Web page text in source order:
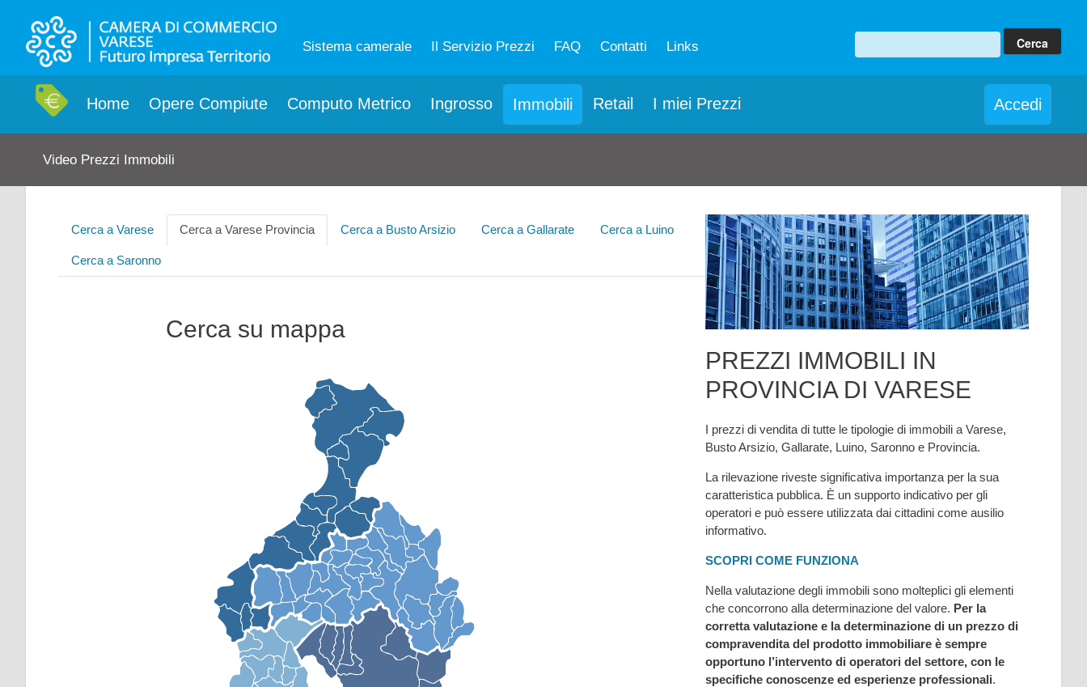
Sistema camerale Il Servizio Prezzi FAQ Contatti Links
Home Opere Compiute Computo Metrico Ingrosso Immobili Retail I miei Prezzi Accedi
Video Prezzi Immobili
Cerca a Varese Cerca a Varese Provincia Cerca a Busto Arsizio Cerca a Gallarate Cerca a Luino
Cerca a Saronno
Cerca su mappa
PREZZI IMMOBILI IN
PROVINCIA DI VARESE
I prezzi di vendita di tutte le tipologie di immobili a Varese,
Busto Arsizio, Gallarate, Luino, Saronno e Provincia.
La rilevazione riveste significativa importanza per la sua
caratteristica pubblica. È un supporto indicativo per gli
operatori e può essere utilizzata dai cittadini come ausilio
informativo.
SCOPRI COME FUNZIONA
Nella valutazione degli immobili sono molteplici gli elementi
che concorrono alla determinazione del valore. Per la
corretta valutazione e la determinazione di un prezzo di
compravendita del prodotto immobiliare è sempre
opportuno l’intervento di operatori del settore, con le
specifiche conoscenze ed esperienze professionali.